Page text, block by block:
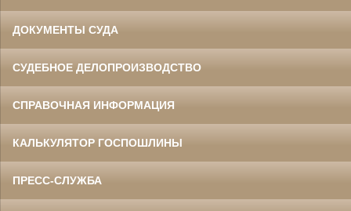
ДОКУМЕНТЫ СУДА
СУДЕБНОЕ ДЕЛОПРОИЗВОДСТВО
СПРАВОЧНАЯ ИНФОРМАЦИЯ
КАЛЬКУЛЯТОР ГОСПОШЛИНЫ
ПРЕСС-СЛУЖБА